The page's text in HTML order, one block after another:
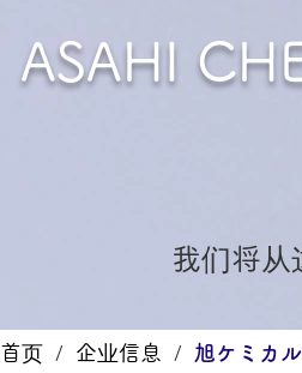
ASAHI
我们将从
首页 / 企业信息 / 旭ケミカ